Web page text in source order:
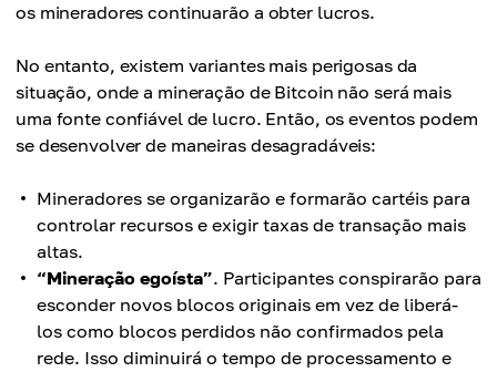
os mineradores continuarão a obter lucros.
No entanto, existem variantes mais perigosas da
situação, onde a mineração de Bitcoin não será mais
uma fonte confiável de lucro. Então, os eventos podem
se desenvolver de maneiras desagradáveis:
Mineradores se organizarão e formarão cartéis para
controlar recursos e exigir taxas de transação mais
altas.
“Mineração egoísta”. Participantes conspirarão para
esconder novos blocos originais em vez de liberá-
los como blocos perdidos não confirmados pela
rede. Isso diminuirá o tempo de processamento e